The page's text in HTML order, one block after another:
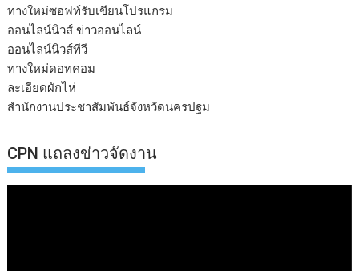
ทางใหม่ซอฟท์รับเขียนโปรแกรม
ออนไลน์นิวส์ ข่าวออนไลน์
ออนไลน์นิวส์ทีวี
ทางใหม่ดอทคอม
ละเอียดผักไห่
สำนักงานประชาสัมพันธ์จังหวัดนครปฐม
CPN แถลงข่าวจัดงาน